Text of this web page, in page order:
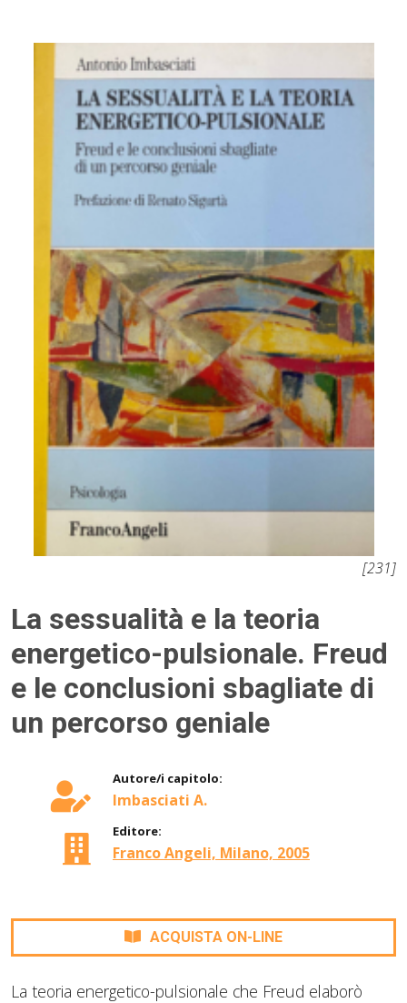
Formazione operatori sanitari
Psicoanalisi e psicosociologia del linguaggio iconico e
dei mass-media
Psicometria e test mentali
[231]
La sessualità e la teoria
energetico-pulsionale. Freud
e le conclusioni sbagliate di
un percorso geniale
Autore/i capitolo:
Imbasciati A.
Editore:
Franco Angeli, Milano, 2005
ACQUISTA ON-LINE
La teoria energetico-pulsionale che Freud elaborò